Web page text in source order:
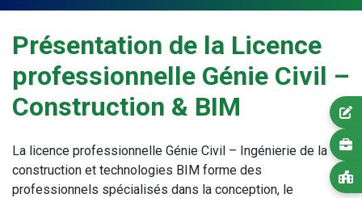
Présentation de la Licence
professionnelle Génie Civil –
Construction & BIM
La licence professionnelle Génie Civil – Ingénierie de la
construction et technologies BIM forme des
professionnels spécialisés dans la conception, le